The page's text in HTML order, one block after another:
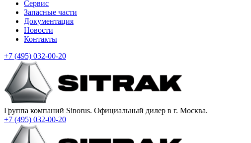
Сервис
Запасные части
Документация
Новости
Контакты
+7 (495) 032-00-20
Группа компаний Sinorus. Официальный дилер в г. Москва.
+7 (495) 032-00-20